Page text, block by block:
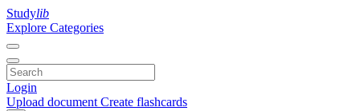
Studylib
Explore Categories
Login
Upload document Create flashcards